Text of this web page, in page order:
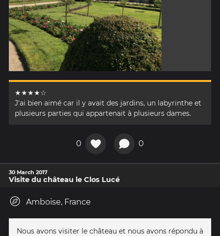
★★★★☆
J'ai bien aimé car il y avait des jardins, un labyrinthe et
plusieurs parties qui appartenait à plusieurs dames.
0 0
30 March 2017
Visite du château le Clos Lucé
Amboise, France
Nous avons visiter le château et nous avons répondu à